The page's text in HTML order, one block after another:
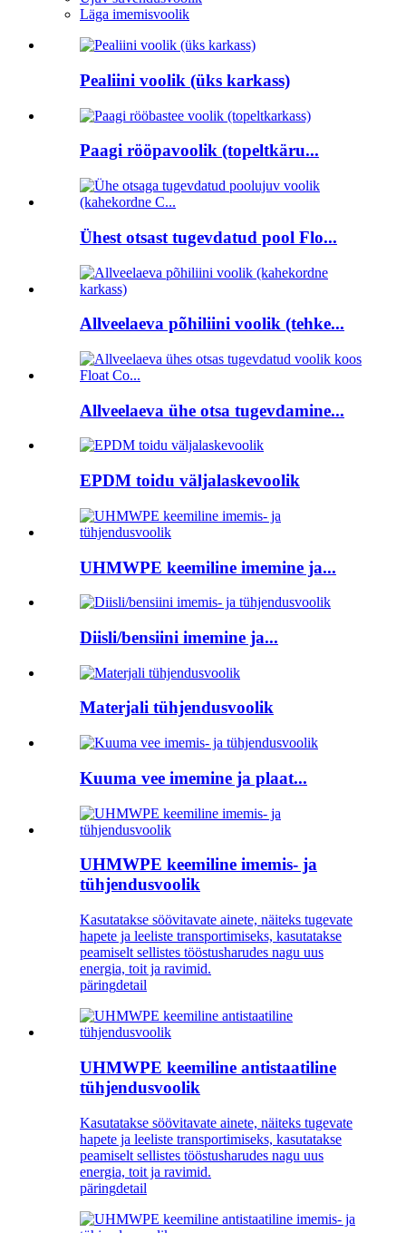
Läga imemisvoolik
Pealiini voolik (üks karkass)
Paagi rööpavoolik (topeltkäru...
Ühest otsast tugevdatud pool Flo...
Allveelaeva põhiliini voolik (tehke...
Allveelaeva ühe otsa tugevdamine...
EPDM toidu väljalaskevoolik
UHMWPE keemiline imemine ja...
Diisli/bensiini imemine ja...
Materjali tühjendusvoolik
Kuuma vee imemine ja plaat...
UHMWPE keemiline imemis- ja
tühjendusvoolik
Kasutatakse söövitavate ainete, näiteks tugevate
hapete ja leeliste transportimiseks, kasutatakse
peamiselt sellistes tööstusharudes nagu uus
energia, toit ja ravimid.
päringdetail
UHMWPE keemiline antistaatiline
tühjendusvoolik
Kasutatakse söövitavate ainete, näiteks tugevate
hapete ja leeliste transportimiseks, kasutatakse
peamiselt sellistes tööstusharudes nagu uus
energia, toit ja ravimid.
päringdetail